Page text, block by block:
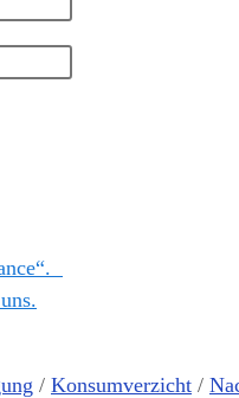
/ Konsumverzicht /